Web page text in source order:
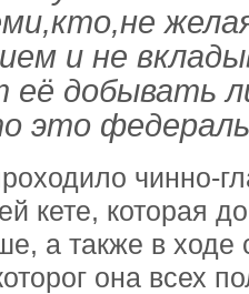
и не
её добывать
это
чинно-
кете, которая
а также в ходе
она всех